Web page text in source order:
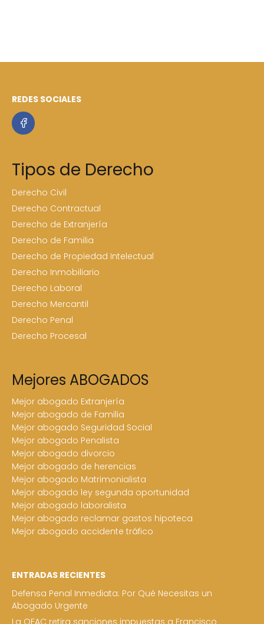
REDES SOCIALES
Tipos de Derecho
Derecho Civil
Derecho Contractual
Derecho de Extranjería
Derecho de Familia
Derecho de Propiedad Intelectual
Derecho Inmobiliario
Derecho Laboral
Derecho Mercantil
Derecho Penal
Derecho Procesal
Mejores ABOGADOS
Mejor abogado Extranjería
Mejor abogado de Familia
Mejor abogado Seguridad Social
Mejor abogado Penalista
Mejor abogado divorcio
Mejor abogado de herencias
Mejor abogado Matrimonialista
Mejor abogado ley segunda oportunidad
Mejor abogado laboralista
Mejor abogado reclamar gastos hipoteca
Mejor abogado accidente tráfico
ENTRADAS RECIENTES
Defensa Penal Inmediata: Por Qué Necesitas un
Abogado Urgente
La OFAC retira sanciones impuestas a Francisco